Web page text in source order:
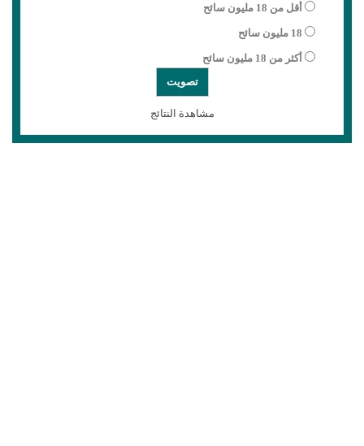
أقل من 18 مليون سائح
18 مليون سائح
أكثر من 18 مليون سائح
مشاهدة النتائج